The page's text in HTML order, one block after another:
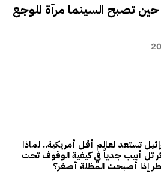
تصبح السينما مرآة للوجع
تستعد لعالم أقل أمريكية.. لماذا
تل أبيب جدياً في كيفية الوقوف تحت
إذا أصبحت المظلة أصغر؟